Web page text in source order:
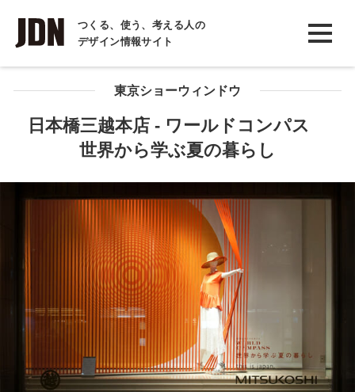
つくる、使う、考える人の
デザイン情報サイト
INTERVIEW
インタビュー
REPORT
COLUMN
東京ショーウィンドウ
日本橋三越本店 - ワールドコンパス
世界から学ぶ夏の暮らし